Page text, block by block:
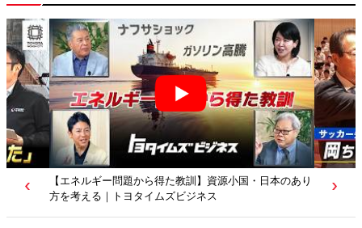
【エネルギー問題から得た教訓】資源小国・日本のあり
方を考える｜トヨタイムズビジネス